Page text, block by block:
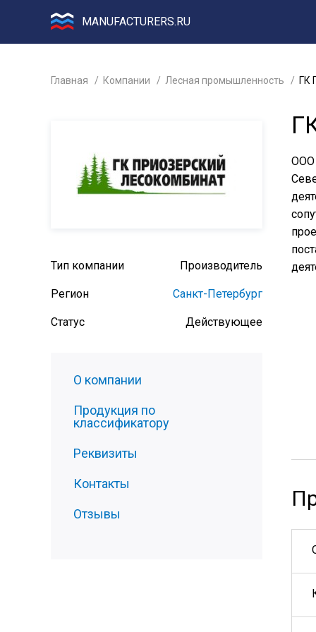
MANUFACTURERS.RU
Главная Компании Лесная промышленность ГК
Тип компании Производитель
Регион Санкт-Петербург
Статус Действующее
О компании
Продукция по
классификатору
Реквизиты
Контакты
Отзывы
ООО